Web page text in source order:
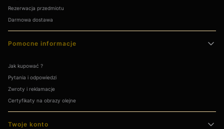
Rezerwacja przedmiotu
Darmowa dostawa
Pomocne informacje
Jak kupować ?
Pytania i odpowiedzi
Zwroty i reklamacje
Certyfikaty na obrazy olejne
Twoje konto